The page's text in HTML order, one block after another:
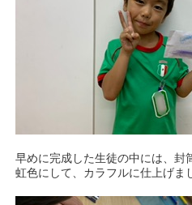
早めに完成した生徒の中には、封
虹色にして、カラフルに仕上げま